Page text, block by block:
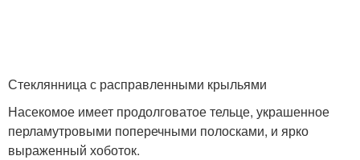
Стеклянница с расправленными крыльями
Насекомое имеет продолговатое тельце, украшенное
перламутровыми поперечными полосками, и ярко
выраженный хоботок.